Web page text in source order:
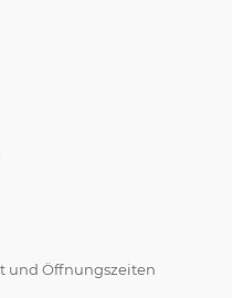
und Öffnungszeiten